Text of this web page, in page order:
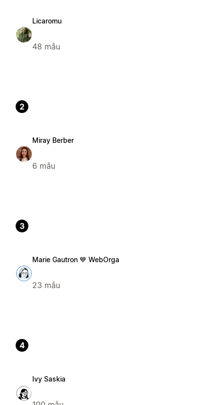
Licaromu
48 mẫu
2
Miray Berber
6 mẫu
3
Marie Gautron 💙 WebOrga
23 mẫu
4
Ivy Saskia